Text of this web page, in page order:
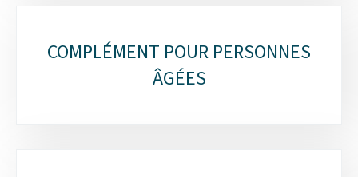
COMPLÉMENT POUR PERSONNES
ÂGÉES